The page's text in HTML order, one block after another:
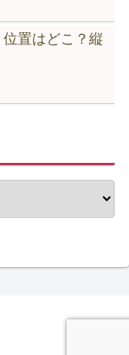
置はどこ？縦